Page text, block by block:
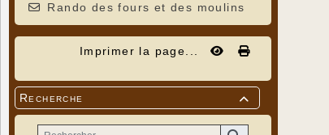
Rando des fours et des moulins
Imprimer la page...

Recherche